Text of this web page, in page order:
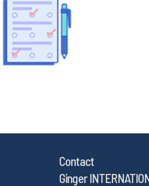
Contact
Ginger